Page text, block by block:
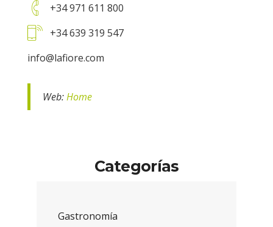
+34 971 611 800
:
+34 639 319 547
info@lafiore.com
Home
Categorías
Gastronomía